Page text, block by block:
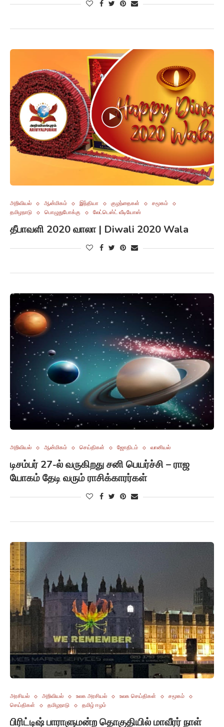
அறிவியல் ஆன்மிகம் இந்தியா குழந்தைகள்
சமூகம்
தமிழநாடு
பொழுதுபோக்கு லேட்டெஸ்ட் வீடியோஸ்
தீபாவளி 2020 வாலா | Diwali 2020 Wala
அறிவியல் ஆன்மிகம் செய்திகள் ஜோதிடம் வானியல்
டிசம்பர் 27-ல் வருகிறது சனி பெயர்ச்சி – ராஜ
யோகம் தேடி வரும் ராசிக்காரர்கள்
அரசியல் அறிவியல் உலக அரசியல் உலக செய்திகள்
சமூகம்
செய்திகள்
தமிழநாடு தமிழ் ஈழம்
பிரிட்டிஷ் பாராளுமன்ற தொகுதியில் மாவீரர் நாள்